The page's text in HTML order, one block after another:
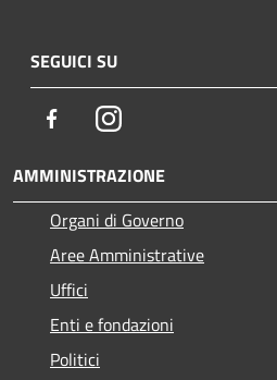
SEGUICI SU
FacebookInstagram
AMMINISTRAZIONE
Organi di Governo
Aree Amministrative
Uffici
Enti e fondazioni
Politici